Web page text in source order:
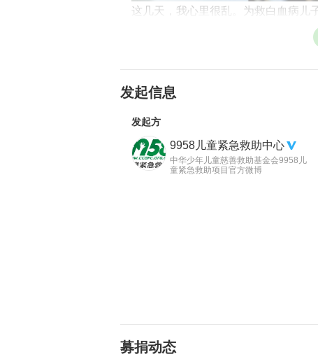
这几天，我心里很乱。为救白血病儿
之下，我选择让儿子做临床试验受试
解，因为我真的不想失去他。图为妻
我叫谢词刚，今年35岁，家住陕西省
发起信息
发起方
9958儿童紧急救助中心
中华少年儿童慈善救助基金会9958儿
童紧急救助项目官方微博
募捐动态